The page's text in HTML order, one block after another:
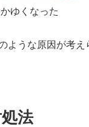
ゆくなった
ような原因が考
法